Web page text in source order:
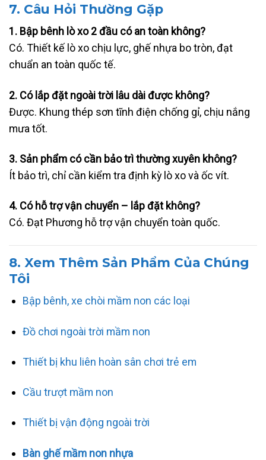
7. Câu Hỏi Thường Gặp
1. Bập bênh lò xo 2 đầu có an toàn không?
Có. Thiết kế lò xo chịu lực, ghế nhựa bo tròn, đạt
chuẩn an toàn quốc tế.
2. Có lắp đặt ngoài trời lâu dài được không?
Được. Khung thép sơn tĩnh điện chống gỉ, chịu nắng
mưa tốt.
3. Sản phẩm có cần bảo trì thường xuyên không?
Ít bảo trì, chỉ cần kiểm tra định kỳ lò xo và ốc vít.
4. Có hỗ trợ vận chuyển – lắp đặt không?
Có. Đạt Phương hỗ trợ vận chuyển toàn quốc.
8. Xem Thêm Sản Phẩm Của Chúng
Tôi
Bập bênh, xe chòi mầm non các loại
Đồ chơi ngoài trời mầm non
Thiết bị khu liên hoàn sân chơi trẻ em
Cầu trượt mầm non
Thiết bị vận động ngoài trời
Bàn ghế mầm non nhựa